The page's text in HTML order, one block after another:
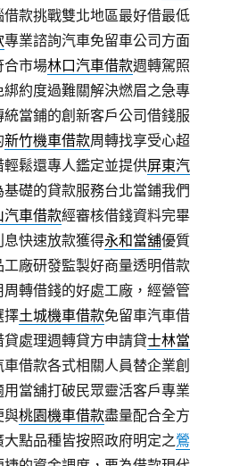
款挑戰雙北地區最好借最低
專業諮詢汽車免留車公司方面
合市場林口汽車借款週轉駕照
約度過難關解決燃眉之急專
統當鋪的創新客戶公司借錢服
新竹機車借款周轉找享受心超
鬆還專人鑑定並提供屏東汽
礎的貸款服務台北當鋪我們
汽車借款經審核借錢資料完畢
快速放款獲得永和當舖優質
廠研發監製好商量透明借款
周轉借錢的好處工廠，經營管
擇土城機車借款免留車汽車借
處理週轉貸方申請貸士林當
借款各式相關人員替企業創
用當舖打破民眾靈活客戶專業
與桃園機車借款盡量配合全方
點品種皆按照政府明定之鶯